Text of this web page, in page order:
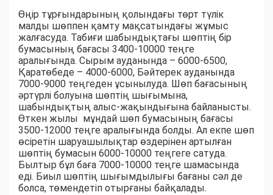
Өңір тұрғындарының қолындағы төрт түлік
малды шөппен қамту мақсатындағы жұмыс
жалғасуда. Табиғи шабындықтағы шөптің бір
бумасының бағасы 3400-10000 теңге
аралығында. Сырым ауданында – 6000-6500,
Қаратөбеде – 4000-6000, Бәйтерек ауданында
7000-9000 теңгеден ұсынылуда. Шөп бағасының
әртүрлі болуына шөптің шығымына,
шабындықтың алыс-жақындығына байланысты.
Өткен жылы мұндай шөп бумасының бағасы
3500-12000 теңге аралығында болды. Ал екпе шөп
өсіретін шаруашылықтар өздерінен артылған
шөптің бумасын 6000-10000 теңгеге сатуда.
Былтыр бұл баға 7000-10000 теңге шамасында
еді. Биыл шөптің шығымдылығы бағаны сәл де
болса, төмендетіп отырғаны байқалады.